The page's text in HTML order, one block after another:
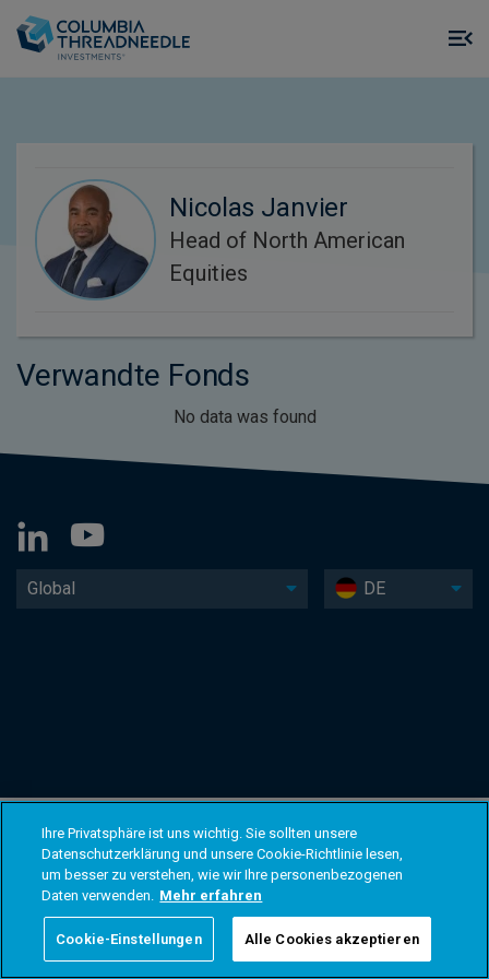
Nicolas Janvier
Head of North American
Equities
Verwandte Fonds
No data was found
Global DE
Ihre Privatsphäre ist uns wichtig. Sie sollten unsere
Datenschutzerklärung und unsere Cookie-Richtlinie lesen,
um besser zu verstehen, wie wir Ihre personenbezogenen
Daten verwenden. Mehr erfahren
Cookie-Einstellungen Alle Cookies akzeptieren